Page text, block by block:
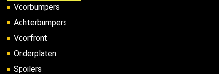
Voorbumpers
Achterbumpers
Voorfront
Onderplaten
Spoilers